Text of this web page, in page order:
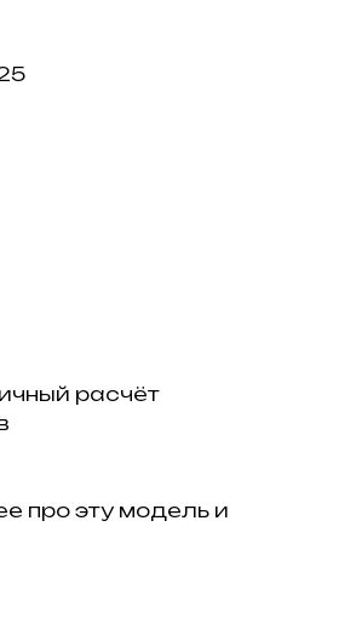
расчёт
про эту модель и